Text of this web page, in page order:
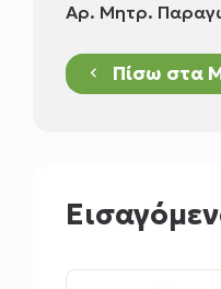
Αρ. Μητρ.
keyboard_arrow_left Πίσω στα